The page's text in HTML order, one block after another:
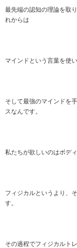
最先端の認知の理論を取
れからは
マインドという言葉を使
そして最強のマインドを
スなんです。
私たちが欲しいのはボデ
フィジカルというより、
す。
その過程でフィジカルト